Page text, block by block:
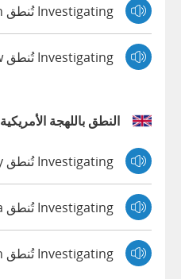
Investigating تُنطق Justin
Investigating تُنطق Matthew
النطق باللهجة الأمريكية
Investigating تُنطق Amy
Investigating تُنطق Emma
Investigating تُنطق Brian